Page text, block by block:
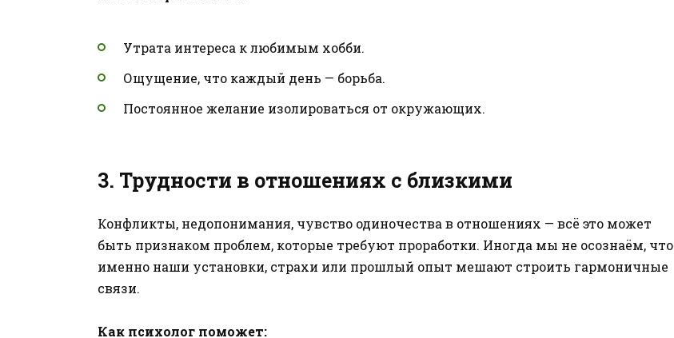
Утрата интереса к любимым хобби.
Ощущение, что каждый день — борьба.
Постоянное желание изолироваться от окружающих.
3. Трудности в отношениях с близкими
Конфликты, недопонимания, чувство одиночества в отношениях — всё это может
быть признаком проблем, которые требуют проработки. Иногда мы не осознаём, что
именно наши установки, страхи или прошлый опыт мешают строить гармоничные
связи.
Как психолог поможет: